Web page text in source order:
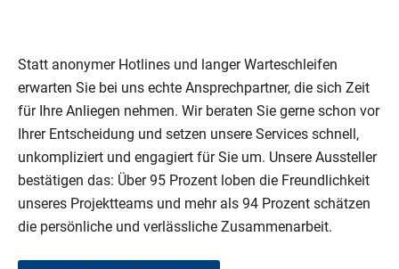
Statt anonymer Hotlines und langer Warteschleifen
erwarten Sie bei uns echte Ansprechpartner, die sich Zeit
für Ihre Anliegen nehmen. Wir beraten Sie gerne schon vor
Ihrer Entscheidung und setzen unsere Services schnell,
unkompliziert und engagiert für Sie um. Unsere Aussteller
bestätigen das: Über 95 Prozent loben die Freundlichkeit
unseres Projektteams und mehr als 94 Prozent schätzen
die persönliche und verlässliche Zusammenarbeit.